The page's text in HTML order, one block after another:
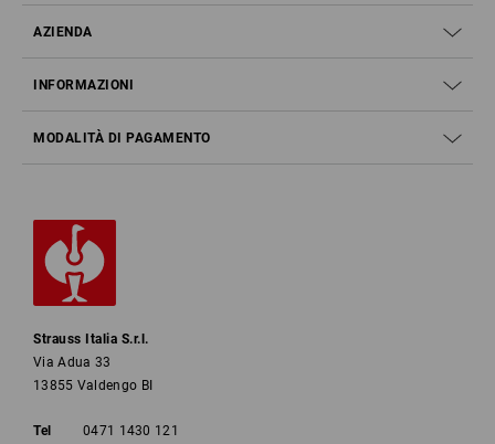
AZIENDA
INFORMAZIONI
MODALITÀ DI PAGAMENTO
Strauss Italia S.r.l.
Via Adua 33
13855 Valdengo BI
Tel
0471 1430 121